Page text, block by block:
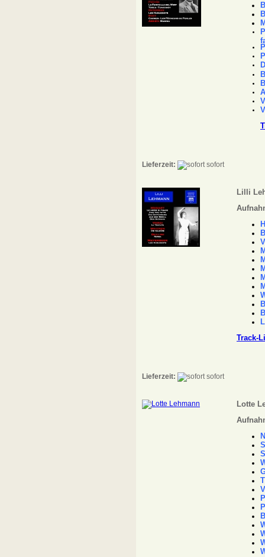
Lieferzeit: sofort
Lilli
Track-
Lieferzeit: sofort
Lotte